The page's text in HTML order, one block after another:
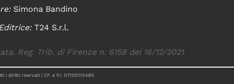
Simona Bandino
T24 S.r.l.
Reg. Trib. di Firenze n. 6158 del 16/12/2021
i diritti riservati | CF. e P.I. 07100110480